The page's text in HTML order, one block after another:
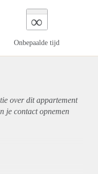
∞
Onbepaalde tijd
over ditappartement
je contact opnemen